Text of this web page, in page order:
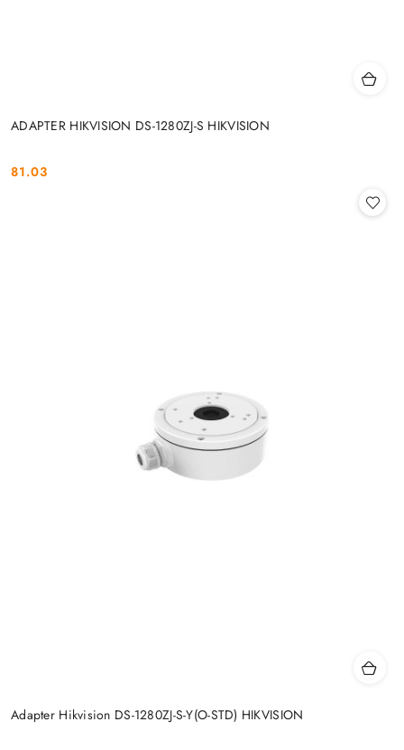
ADAPTER HIKVISION DS-1280ZJ-S HIKVISION
Cena:
81.03
Adapter Hikvision DS-1280ZJ-S-Y(O-STD) HIKVISION